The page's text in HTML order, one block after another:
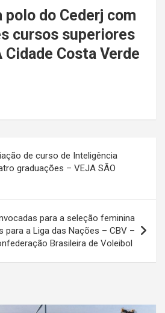
mineração,
etc
polo do Cederj com
cursos superiores
Costa Verde
de curso de Inteligência
graduações – VEJA SÃO
para a seleção feminina
para a Liga das Nações – CBV –
Brasileira de Voleibol